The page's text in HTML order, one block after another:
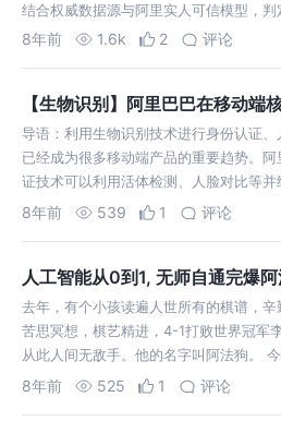
结合权威数据源与阿里实人可信模型，
在线身份校验服务。阿里声纹识别技术应
8年前 1.6k 2 评论
【生物识别】阿里巴巴在移动端
导语：利用生物识别技术进行身份认证、
已经成为很多移动端产品的重要趋势。阿
证技术可以利用活体检测、人脸对比等并
数据源与阿里实人可信模型，判定用户身
纹识别技术进行手…
8年前 539 1 评论
人工智能从0到1, 无师自通完爆
去年，有个小孩读遍人世所有的棋谱，辛
苦思冥想，棋艺精进，4-1打败世界冠军
从此人间无敌手。他的名字叫阿法狗。
弟弟只靠一副棋盘和黑白两子，没看过一
8年前 525 1 评论